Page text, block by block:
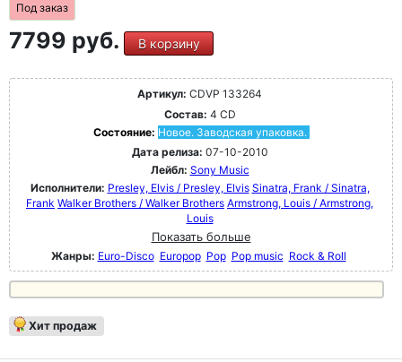
Под заказ
7799 руб. В корзину
Артикул: CDVP 133264
Состав: 4 CD
Состояние: Новое. Заводская упаковка.
Дата релиза: 07-10-2010
Лейбл: Sony Music
Исполнители: Presley, Elvis / Presley, Elvis Sinatra, Frank / Sinatra,
Frank Walker Brothers / Walker Brothers Armstrong, Louis / Armstrong,
Louis
Показать больше
Жанры: Euro-Disco Europop Pop Pop music Rock & Roll
Хит продаж